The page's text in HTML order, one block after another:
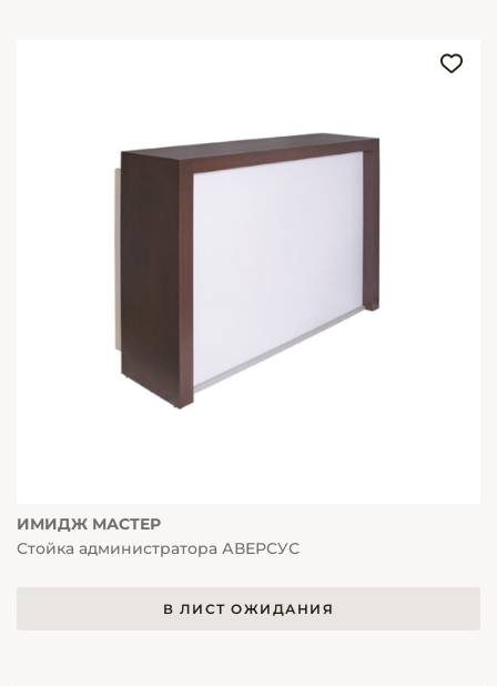
ИМИДЖ МАСТЕР
Стойка администратора АВЕРСУС
В ЛИСТ ОЖИДАНИЯ